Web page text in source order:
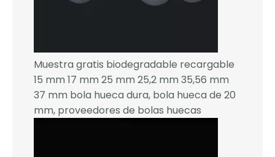
Muestra gratis biodegradable recargable
15 mm 17 mm 25 mm 25,2 mm 35,56 mm
37 mm bola hueca dura, bola hueca de 20
mm, proveedores de bolas huecas